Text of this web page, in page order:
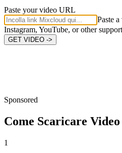
Paste your video URL
Paste
Instagram, YouTube, or other
GET VIDEO ->
Sponsored
Come Scaricare
1